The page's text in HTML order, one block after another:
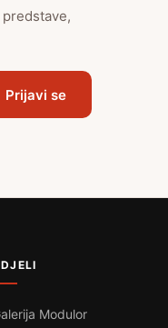
Prijavi se
Modulor